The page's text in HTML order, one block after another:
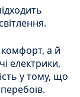
а й
електрики,
у тому, що